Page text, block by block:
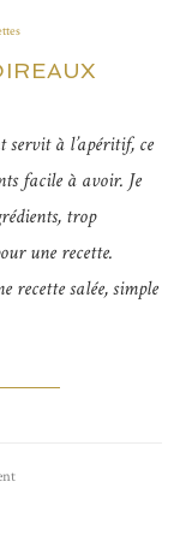
servit à l’apéritif, ce
facile à avoir. Je
trop
une recette.
recette salée, simple